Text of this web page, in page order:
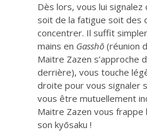
Dès lors, vous lui
soit de la fatigue soit des
concentrer. Il suffit
mains en Gasshō(réunion
Maitre Zazen s’approche
derrière), vous touche
droite pour vous signaler
vous être mutuellement
Maitre Zazen vous frappe
son kyōsaku !